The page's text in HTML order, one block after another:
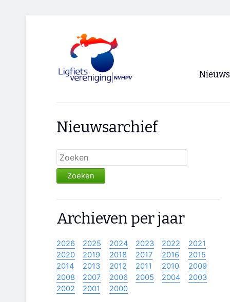
Nieuws
Nieuwsarchief
Zoeken
Archieven per jaar
2026 2025 2024 2023 2022
2021
2020
2019 2018 2017 2016
2015
2014
2013 2012 2011 2010
2009
2008
2007 2006 2005 2004
2003
2002
2001 2000